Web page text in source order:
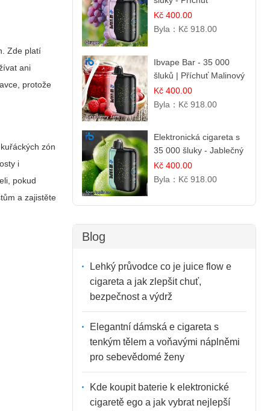
Zde platí
ani
protože
zón
i
pokud
a zajistěte
čerstvého hroznů
Kč 400.00
Byla： Kč 918.00
Ibvape Bar - 35 000
šluků | Příchuť Malinový
džem
Kč 400.00
Byla： Kč 918.00
Elektronická cigareta s
35 000 šluky - Jablečný
kyselý led
Kč 400.00
Byla： Kč 918.00
Blog
Lehký průvodce co je juice flow e
cigareta a jak zlepšit chuť,
bezpečnost a výdrž
Elegantní dámská e cigareta s
tenkým tělem a voňavými náplněmi
pro sebevědomé ženy
Kde koupit baterie k elektronické
cigaretě ego a jak vybrat nejlepší